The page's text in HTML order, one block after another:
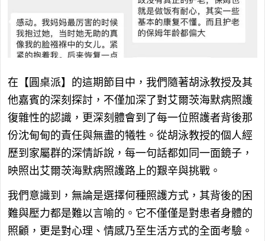
在【圓桌派】的這期節目中，我們隨著胡泳教授及其
他嘉賓的深刻探討，不僅加深了對艾爾茨海默病照護
復雜性的認識，更深刻體會到了每一位照護者背後那
份沈甸甸的責任與無盡的犧牲。從胡泳教授的個人經
歷到家屬群的深情訴說，每一句話都如同一面鏡子，
映照出艾爾茨海默病照護路上的艱辛與挑戰。
我們意識到，無論是選擇何種照護方式，其背後的困
難與壓力都是難以言喻的。它不僅僅是對患者身體的
照顧，更是對心理、情感乃至生活方式的全面考驗。